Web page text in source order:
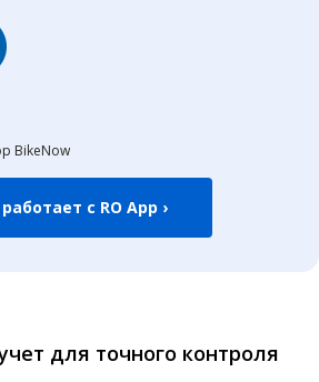
BikeNow
с RO App ›
для точного контроля